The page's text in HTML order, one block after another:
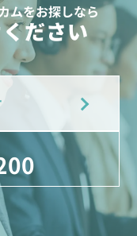
ムをお探しなら
ださい